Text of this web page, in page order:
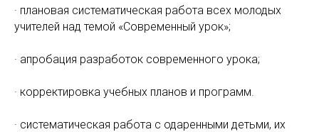
· плановая систематическая работа всех молодых
учителей над темой «Современный урок»;
· апробация разработок современного урока;
· корректировка учебных планов и программ.
· систематическая работа с одаренными детьми, их